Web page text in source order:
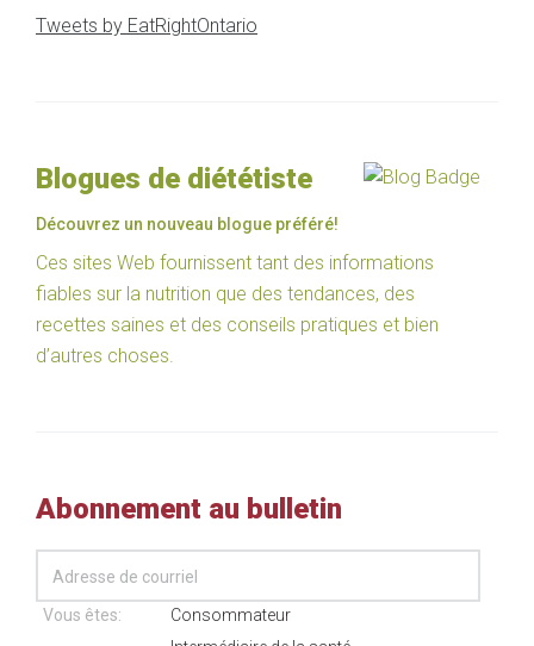
Tweets by EatRightOntario
Blogues de diététiste
Découvrez un nouveau blogue préféré!
Ces sites Web fournissent tant des informations
fiables sur la nutrition que des tendances, des
recettes saines et des conseils pratiques et bien
d’autres choses.
Abonnement au bulletin
Vous êtes:
Consommateur